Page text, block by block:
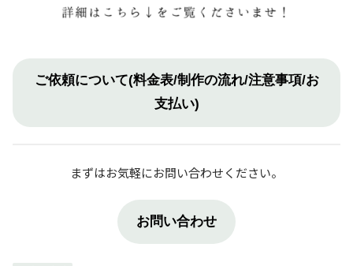
ご依頼について(料金表/制作の流れ/注意事項/お
支払い)
まずはお気軽にお問い合わせください。
お問い合わせ